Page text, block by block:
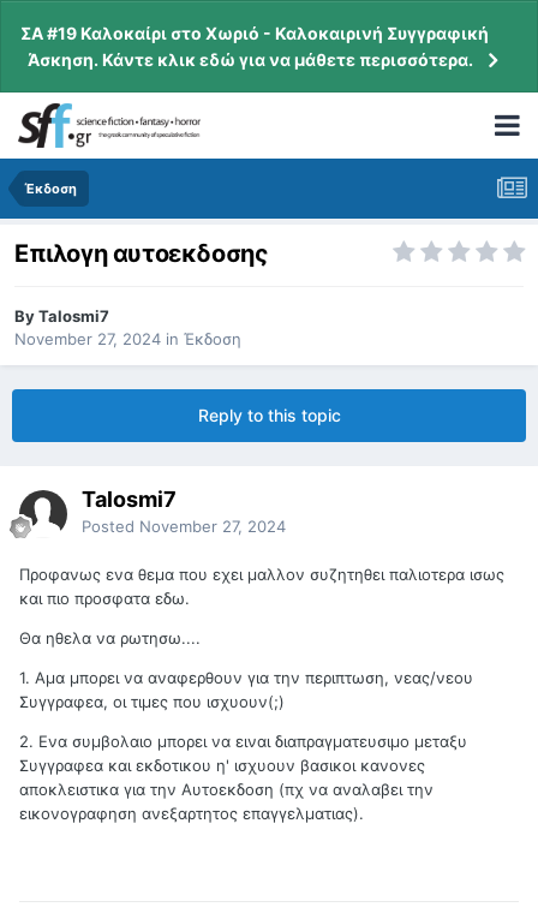
ΣΑ #19 Καλοκαίρι στο Χωριό - Καλοκαιρινή Συγγραφική
Άσκηση. Κάντε κλικ εδώ για να μάθετε περισσότερα.
Έκδοση
Επιλογη αυτοεκδοσης
ByTalosmi7
November 27, 2024 in Έκδοση
Reply to this topic
Talosmi7
Posted November 27, 2024
Προφανως ενα θεμα που εχει μαλλον συζητηθει παλιοτερα ισως
και πιο προσφατα εδω.
Θα ηθελα να ρωτησω....
1. Αμα μπορει να αναφερθουν για την περιπτωση, νεας/νεου
Συγγραφεα, οι τιμες που ισχυουν(;)
2. Ενα συμβολαιο μπορει να ειναι διαπραγματευσιμο μεταξυ
Συγγραφεα και εκδοτικου η' ισχυουν βασικοι κανονες
αποκλειστικα για την Αυτοεκδοση (πχ να αναλαβει την
εικονογραφηση ανεξαρτητος επαγγελματιας).